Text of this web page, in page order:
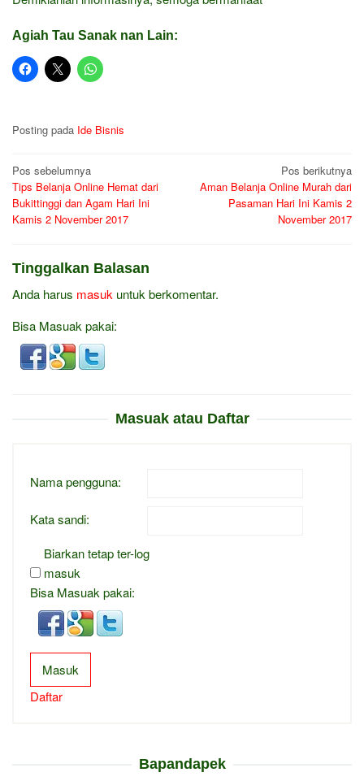
Agiah Tau Sanak nan Lain:
Posting pada Ide Bisnis
Navigasi
pos
Pos sebelumnya
Tips Belanja Online Hemat dari
Bukittinggi dan Agam Hari Ini
Kamis 2 November 2017
Pos berikutnya
Aman Belanja Online Murah dari
Pasaman Hari Ini Kamis 2
November 2017
Tinggalkan Balasan
Anda harus masuk untuk berkomentar.
Bisa Masuak pakai:
Masuak atau Daftar
Nama pengguna:
Kata sandi:
Biarkan tetap ter-log
masuk
Bisa Masuak pakai:
Masuk
Daftar
Bapandapek